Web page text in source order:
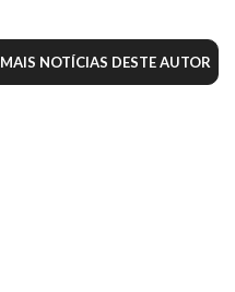
MAIS NOTÍCIAS DESTE AUTOR